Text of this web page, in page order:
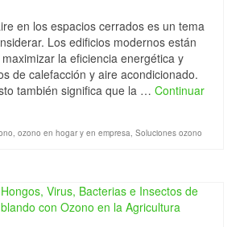
en los espacios cerrados es un tema
Los edificios modernos están
la eficiencia energética y
de calefacción y aire acondicionado.
también significa que la … Continuar
ozono en hogar y en empresa Soluciones ozono